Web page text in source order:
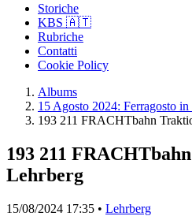
Storiche
KBS 🇦🇹
Rubriche
Contatti
Cookie Policy
Albums
15 Agosto 2024: Ferragosto in
193 211 FRACHTbahn
193 211
Lehrberg
15/08/2024 17:35 • Lehrberg